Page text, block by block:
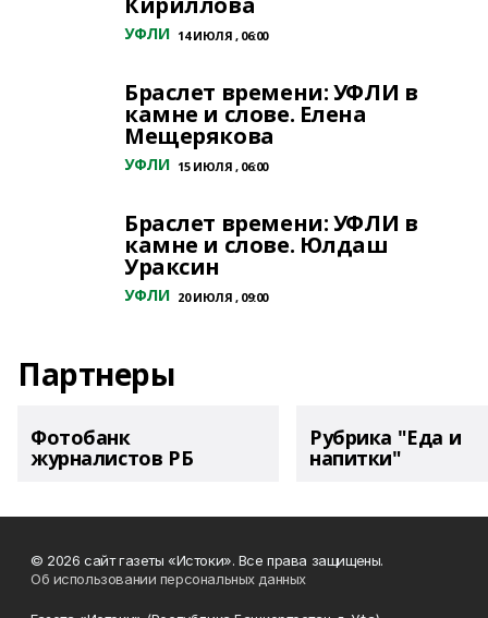
УФЛИ 14 ИЮЛЯ , 06:00
Браслет времени: УФЛИ в
камне и слове. Елена
Мещерякова
УФЛИ 15 ИЮЛЯ , 06:00
Браслет времени: УФЛИ в
камне и слове. Юлдаш
Ураксин
УФЛИ 20 ИЮЛЯ , 09:00
Партнеры
Фотобанк
журналистов РБ
Рубрика "Еда и
напитки"
© 2026 сайт газеты «Истоки». Все права защищены.
Об использовании персональных данных